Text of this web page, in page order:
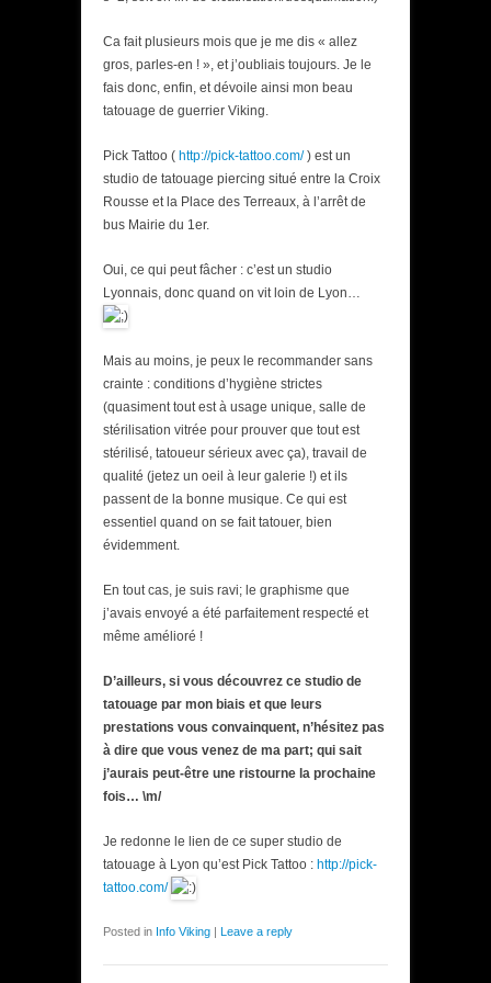
Ca fait plusieurs mois que je me dis « allez
gros, parles-en ! », et j’oubliais toujours. Je le
fais donc, enfin, et dévoile ainsi mon beau
tatouage de guerrier Viking.
Pick Tattoo ( http://pick-tattoo.com/) est un
studio de tatouage piercing situé entre la Croix
Rousse et la Place des Terreaux, à l’arrêt de
bus Mairie du 1er.
Oui, ce qui peut fâcher : c’est un studio
Lyonnais, donc quand on vit loin de Lyon…
Mais au moins, je peux le recommander sans
crainte : conditions d’hygiène strictes
(quasiment tout est à usage unique, salle de
stérilisation vitrée pour prouver que tout est
stérilisé, tatoueur sérieux avec ça), travail de
qualité (jetez un oeil à leur galerie !) et ils
passent de la bonne musique. Ce qui est
essentiel quand on se fait tatouer, bien
évidemment.
En tout cas, je suis ravi; le graphisme que
j’avais envoyé a été parfaitement respecté et
même amélioré !
D’ailleurs, si vous découvrez ce studio de
tatouage par mon biais et que leurs
prestations vous convainquent, n’hésitez pas
à dire que vous venez de ma part; qui sait
j’aurais peut-être une ristourne la prochaine
fois… \m/
Je redonne le lien de ce super studio de
tatouage à Lyon qu’est Pick Tattoo : http://pick-
tattoo.com/
Posted in Info Viking Leave a reply